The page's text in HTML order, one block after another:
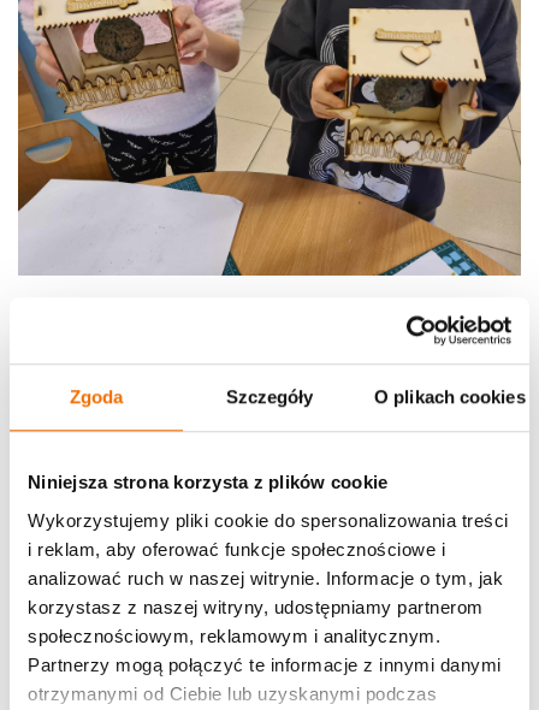
Zgoda Szczegóły O plikach cookies
Niniejsza strona korzysta z plików cookie
Wykorzystujemy pliki cookie do spersonalizowania treści
i reklam, aby oferować funkcje społecznościowe i
analizować ruch w naszej witrynie. Informacje o tym, jak
korzystasz z naszej witryny, udostępniamy partnerom
społecznościowym, reklamowym i analitycznym.
Partnerzy mogą połączyć te informacje z innymi danymi
otrzymanymi od Ciebie lub uzyskanymi podczas